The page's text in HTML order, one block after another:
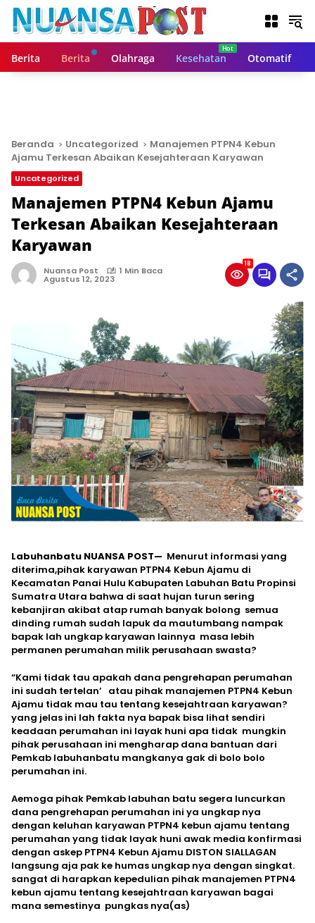
Berita Berita Olahraga Kesehatan Otomatif
Beranda Uncategorized
Manajemen PTPN4 Kebun
Ajamu Terkesan Abaikan Kesejahteraan Karyawan
Uncategorized
Manajemen PTPN4 Kebun Ajamu
Terkesan Abaikan Kesejahteraan
Karyawan
Nuansa Post 1 Min Baca
Agustus 12, 2023
18
Labuhanbatu NUANSA POST— Menurut informasi yang
diterima,pihak karyawan PTPN4 Kebun Ajamu di
Kecamatan Panai Hulu Kabupaten Labuhan Batu Propinsi
Sumatra Utara bahwa di saat hujan turun sering
kebanjiran akibat atap rumah banyak bolong semua
dinding rumah sudah lapuk da mautumbang nampak
bapak lah ungkap karyawan lainnya masa lebih
permanen perumahan milik perusahaan swasta?
“Kami tidak tau apakah dana pengrehapan perumahan
ini sudah tertelan’ atau pihak manajemen PTPN4 Kebun
Ajamu tidak mau tau tentang kesejahtraan karyawan?
yang jelas ini lah fakta nya bapak bisa lihat sendiri
keadaan perumahan ini layak huni apa tidak mungkin
pihak perusahaan ini mengharap dana bantuan dari
Pemkab labuhanbatu mangkanya gak di bolo bolo
perumahan ini.
Aemoga pihak Pemkab labuhan batu segera luncurkan
dana pengrehapan perumahan ini ya ungkap nya
dengan keluhan karyawan PTPN4 kebun ajamu tentang
perumahan yang tidak layak huni awak media konfirmasi
dengan askep PTPN4 Kebun Ajamu DISTON SIALLAGAN
langsung aja pak ke humas ungkap nya dengan singkat.
sangat di harapkan kepedulian pihak manajemen PTPN4
kebun ajamu tentang kesejahtraan karyawan bagai
mana semestinya pungkas nya(as)